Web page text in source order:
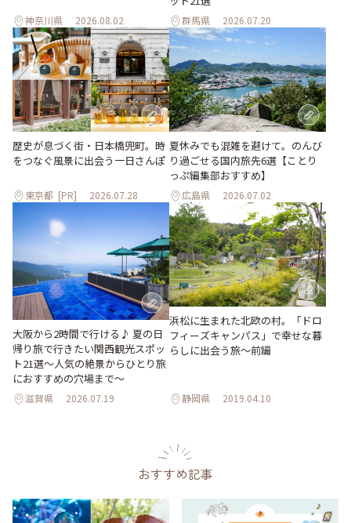
神奈川県 2026.08.02 群馬県 2026.07.20
歴史が息づく街・日本橋兜町。時
をつなぐ風景に出会う一日さんぽ
東京都 [PR] 2026.07.28
夏休みでも混雑を避けて。のんび
り過ごせる国内旅先6選【ことり
っぷ編集部おすすめ】
広島県 2026.07.02
大阪から2時間で行ける♪ 夏の日
帰り旅で行きたい関西観光スポッ
ト21選～人気の絶景からひとり旅
におすすめの穴場まで～
滋賀県 2026.07.19
浜松に生まれた北欧の村。「ドロ
フィーズキャンパス」で幸せな暮
らしに出会う旅～前編
静岡県 2019.04.10
おすすめ記事